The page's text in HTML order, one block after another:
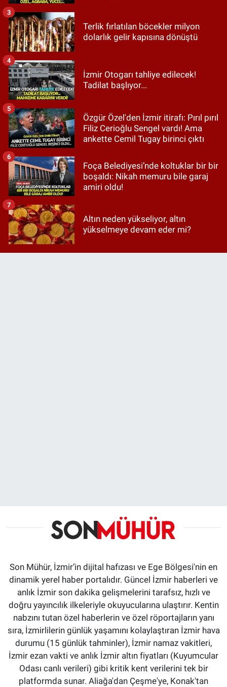
Terlik fırlatılan böcekler milyon
dolarlık gelir kapısına dönüştü
3
İzmir Otogarı tahliye edilecek!
Tadilat başlıyor...
4
Özgür Özel'den İzmir itirafı: Pırıl pırıl
Filiz Cerioğlu Sengel vardı! Ama
ankette Cemil Tugay birinci çıktı
5
Foça Belediyesi’nde koltuklar bir bir
boşaldı: Nikah memuru bile garaj
amiri oldu!
6
Altın neden yükseliyor, altın
yükselmeye devam eder mi?
7
Son Mühür, İzmir’in dijital hafızası ve Ege Bölgesi'nin en
dinamik yerel haber portalıdır. Güncel İzmir haberleri ve
anlık İzmir son dakika gelişmelerini tarafsız, hızlı ve
doğru yayıncılık ilkeleriyle okuyucularına ulaştırır. Kentin
nabzını tutan özel haberlerin ve özel röportajların yanı
sıra, İzmirlilerin günlük yaşamını kolaylaştıran İzmir hava
durumu (15 günlük tahminler), İzmir namaz vakitleri,
İzmir ezan vakti ve anlık İzmir altın fiyatları (Kuyumcular
Odası canlı verileri) gibi kritik kent verilerini tek bir
platformda sunar. Aliağa'dan Çeşme'ye, Konak'tan